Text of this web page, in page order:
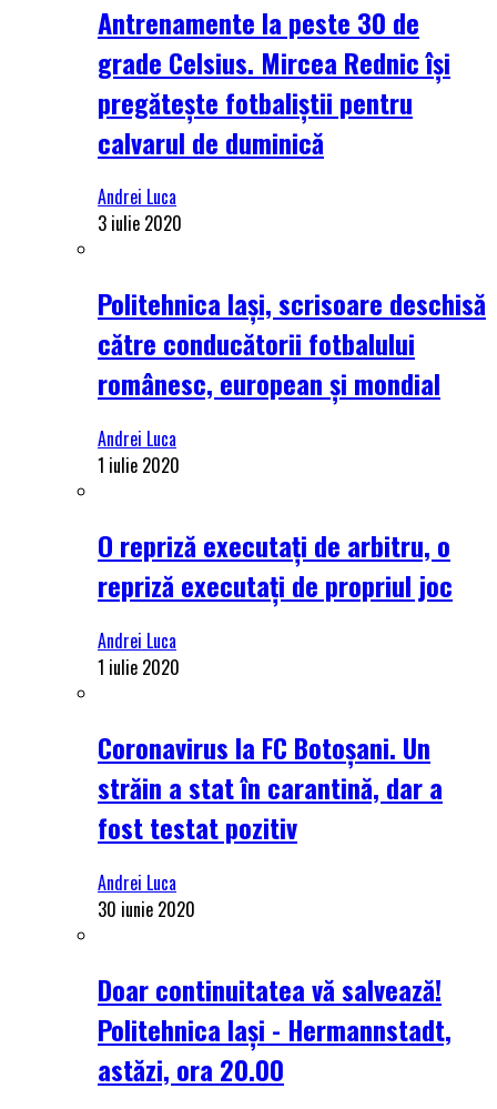
Antrenamente la peste 30 de
grade Celsius. Mircea Rednic își
pregătește fotbaliștii pentru
calvarul de duminică
Andrei Luca
3 iulie 2020
Politehnica Iași, scrisoare deschisă
către conducătorii fotbalului
românesc, european și mondial
Andrei Luca
1 iulie 2020
O repriză executați de arbitru, o
repriză executați de propriul joc
Andrei Luca
1 iulie 2020
Coronavirus la FC Botoșani. Un
străin a stat în carantină, dar a
fost testat pozitiv
Andrei Luca
30 iunie 2020
Doar continuitatea vă salvează!
Politehnica Iași - Hermannstadt,
astăzi, ora 20.00